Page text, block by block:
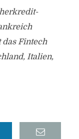
Fintech
Italien,